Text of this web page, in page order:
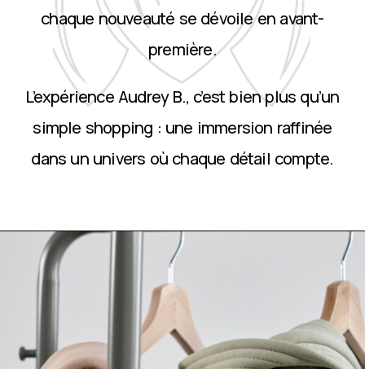
chaque nouveauté se dévoile en avant-
première.
L’expérience Audrey B., c’est bien plus qu’un
simple shopping : une immersion raffinée
dans un univers où chaque détail compte.